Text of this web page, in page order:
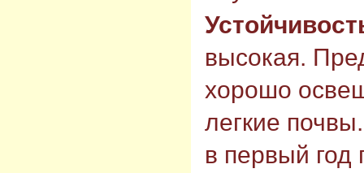
высокая.
хорошо
легкие
в первый год